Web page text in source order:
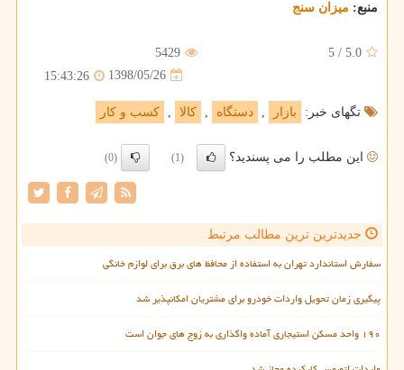
منبع: میزان سنج
5.0
/
5
5429
1398/05/26
15:43:26
تگهای خبر: بازار , دستگاه , كالا , كسب و كار
این مطلب را می پسندید؟ (1)
(0)
جدیدترین ترین مطالب مرتبط
سفارش استاندارد تهران به استفاده از محافظ های برق برای لوازم خانگی
پیگیری زمان تحویل واردات خودرو برای مشتریان امکانپذیر شد
۱۹۰ واحد مسکن استیجاری آماده واگذاری به زوج های جوان است